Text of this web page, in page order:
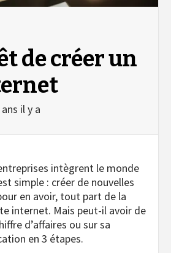
de créer un
il y a
intègrent le monde
simple : créer de nouvelles
en avoir, tout part de la
internet. Mais peut-il avoir de
d’affaires ou sur sa
en 3 étapes.